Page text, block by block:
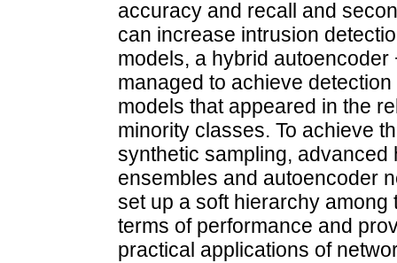
accuracy and recall and
can increase intrusion
models, a hybrid
managed to achieve
models that appeared in the
minority classes. To achieve
synthetic sampling,
ensembles and autoencoder
set up a soft hierarchy
terms of performance and
practical applications of